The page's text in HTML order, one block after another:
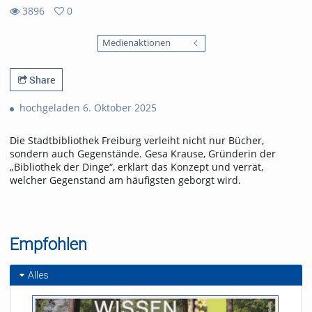
3896
0
Medienaktionen
Share
hochgeladen 6. Oktober 2025
Die Stadtbibliothek Freiburg verleiht nicht nur Bücher,
sondern auch Gegenstände. Gesa Krause, Gründerin der
„Bibliothek der Dinge“, erklärt das Konzept und verrät,
welcher Gegenstand am häufigsten geborgt wird.
Empfohlen
Alles